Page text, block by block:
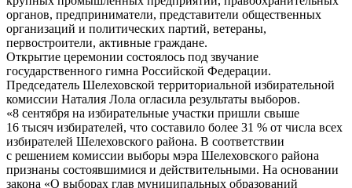
органов, предприниматели, представители общественных
организаций и политических партий, ветераны,
первостроители, активные граждане.
Открытие церемонии состоялось под звучание
государственного гимна Российской Федерации.
Председатель Шелеховской территориальной избирательной
комиссии Наталия Лола огласила результаты выборов.
«8 сентября на избирательные участки пришли свыше
16 тысяч избирателей, что составило более 31 % от числа всех
избирателей Шелеховского района. В соответствии
с решением комиссии выборы мэра Шелеховского района
признаны состоявшимися и действительными. На основании
закона «О выборах глав муниципальных образований